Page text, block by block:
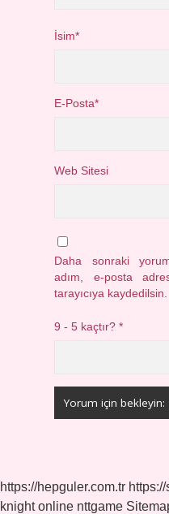
İsim*
E-Posta*
Web Sitesi
Daha sonraki
adım, e-posta
tarayıcıya kaydedilsin.
9 - 5 kaçtır?*
https://hepguler.com.tr
knight online nttgame